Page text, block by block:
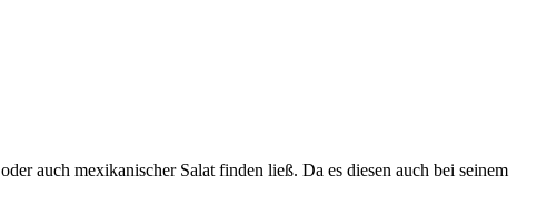
oder auch mexikanischer Salat finden ließ. Da es diesen auch bei seinem